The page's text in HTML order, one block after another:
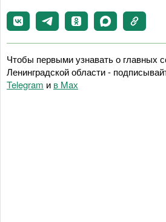
Чтобы первыми узнавать о главных
Ленинградской области -
Telegram и в Maх